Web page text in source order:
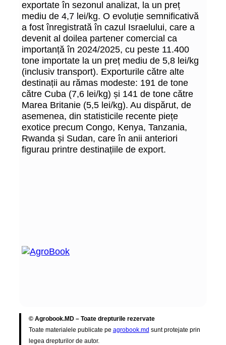
exportate în sezonul analizat, la un preț
mediu de 4,7 lei/kg. O evoluție semnificativă
a fost înregistrată în cazul Israelului, care a
devenit al doilea partener comercial ca
importanță în 2024/2025, cu peste 11.400
tone importate la un preț mediu de 5,8 lei/kg
(inclusiv transport). Exporturile către alte
destinații au rămas modeste: 191 de tone
către Cuba (7,6 lei/kg) și 141 de tone către
Marea Britanie (5,5 lei/kg). Au dispărut, de
asemenea, din statisticile recente piețe
exotice precum Congo, Kenya, Tanzania,
Rwanda și Sudan, care în anii anteriori
figurau printre destinațiile de export.
© Agrobook.MD – Toate drepturile rezervate
Toate materialele publicate pe agrobook.md sunt protejate prin
legea drepturilor de autor.